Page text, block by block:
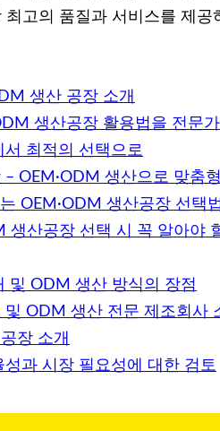
고의 품질과 서비스를 제공
생산 공장 소개
생산공장 활용법을 전문가
최적의 선택으로
OEM·ODM 생산으로 맞춤
OEM·ODM 생산공장 선택
생산공장 선택 시 꼭 알아야
및 ODM 생산 방식의 장점
ODM 생산 전문 제조회사
장 소개
과 시장 필요성에 대한 검토